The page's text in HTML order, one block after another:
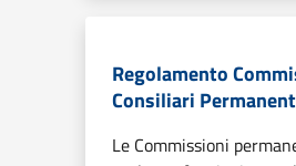
Regolamento
Consiliari
Le Commissioni